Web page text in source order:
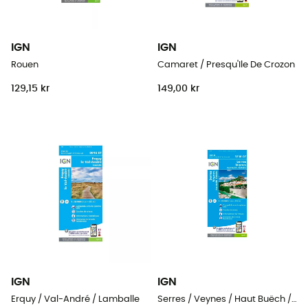
IGN
Rouen
129,15 kr
IGN
Camaret / Presqu'Ile De Crozon
149,00 kr
IGN
Erquy / Val-André / Lamballe
IGN